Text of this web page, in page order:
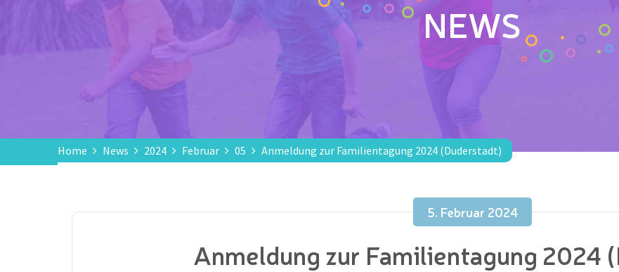
NEWS
Home News 2024 Februar 05 Anmeldung zur Familientagung 2024 (Duderstadt)
5. Februar 2024
Anmeldung zur Familientagung 2024